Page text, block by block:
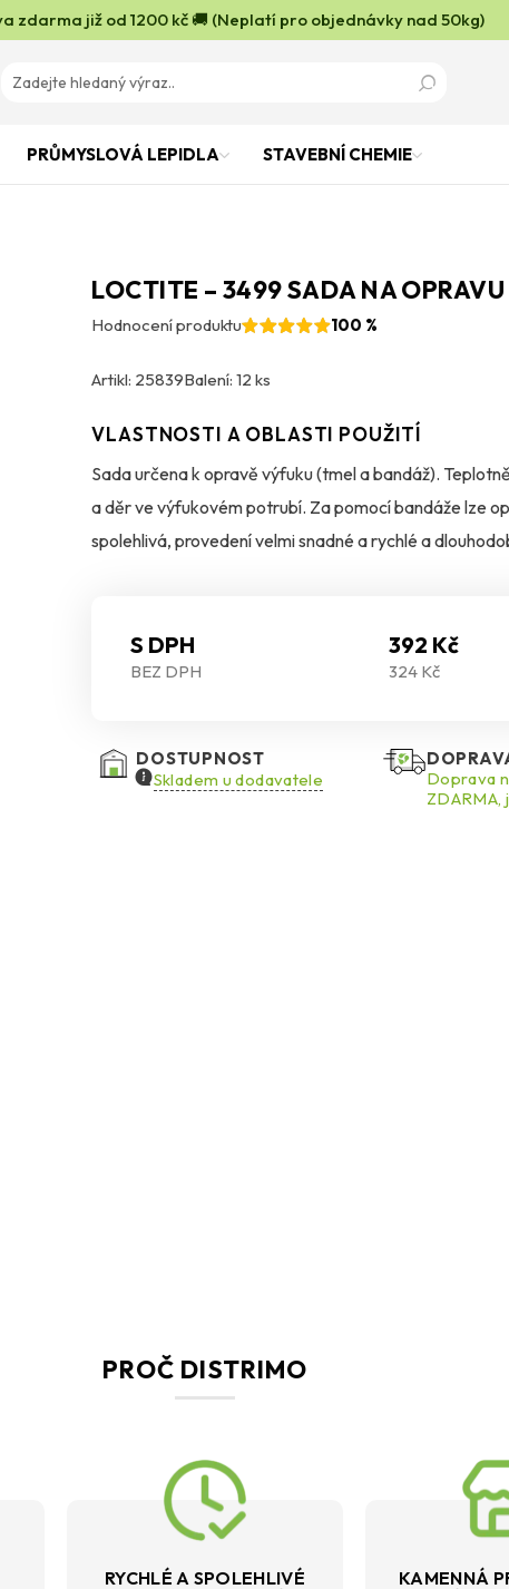
zdarma již od 1200 kč 🚚 (Neplatí pro objednávky nad 50kg)
PRŮMYSLOVÁ LEPIDLA STAVEBNÍ CHEMIE
LOCTITE – 3499 SADA NA
Hodnocení produktu
100 %
Artikl: 25839Balení: 12 ks
VLASTNOSTI A OBLASTI POUŽITÍ
Sada určena k opravě výfuku (tmel a bandáž).
a děr ve výfukovém potrubí. Za pomocí bandáže lze
spolehlivá, provedení velmi snadné a rychlé a
S DPH 392 Kč
BEZ DPH 324 Kč
DOSTUPNOST
Skladem u dodavatele
Doprava
ZDARMA,
PROČ DISTRIMO
RYCHLÉ A SPOLEHLIVÉ
KAMENNÁ